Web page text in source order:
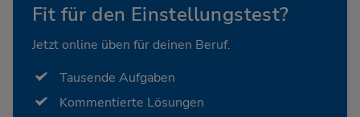
Fit für den Einstellungstest?
Jetzt online üben für deinen Beruf.
Tausende Aufgaben
Kommentierte Lösungen